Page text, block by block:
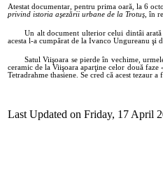
Atestat documentar, pentru prima oară, la 6
privind istoria aşezării urbane de la Trotuş , în
Un alt document ulterior celui dintâi
acesta l-a cumpărat de la Ivanco Ungureanu şi
Satul Viişoara se pierde în vechime,
ceramic de la Viişoara aparţine celor două
Tetradrahme thasiene. Se cred că acest tezaur
Last Updated on Friday, 17 April